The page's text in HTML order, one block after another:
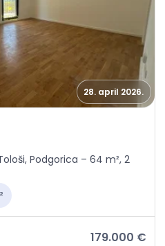
28. april 2026.
Tološi
Podgorica – 64 m², 2
179.000 €